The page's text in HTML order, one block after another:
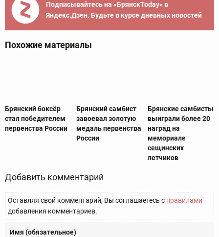
Подписывайтесь на «БрянскToday» в
Яндекс.Дзен. Будьте в курсе дневных новостей
Похожие материалы
Брянский боксёр
стал победителем
первенства России
Брянский самбист
завоевал золотую
медаль первенства
России
Брянские самбисты
выиграли более 20
наград на
мемориале
сещинских
летчиков
Добавить комментарий
Оставляя свой комментарий, Вы соглашаетесь с правилами
добавления комментариев.
Имя (обязательное)